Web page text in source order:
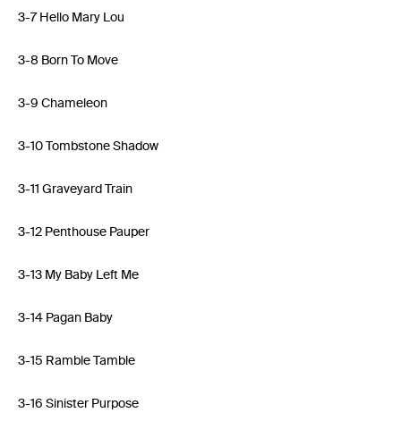
3-7 Hello Mary Lou
3-8 Born To Move
3-9 Chameleon
3-10 Tombstone Shadow
3-11 Graveyard Train
3-12 Penthouse Pauper
3-13 My Baby Left Me
3-14 Pagan Baby
3-15 Ramble Tamble
3-16 Sinister Purpose